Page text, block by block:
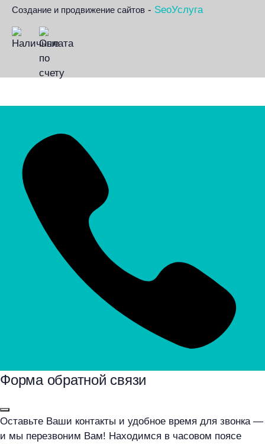
Создание и продвижение сайтов - SeoУслуга
Форма обратной связи
Оставьте Ваши контакты и удобное время для звонка —
и мы перезвоним Вам! Находимся в часовом поясе